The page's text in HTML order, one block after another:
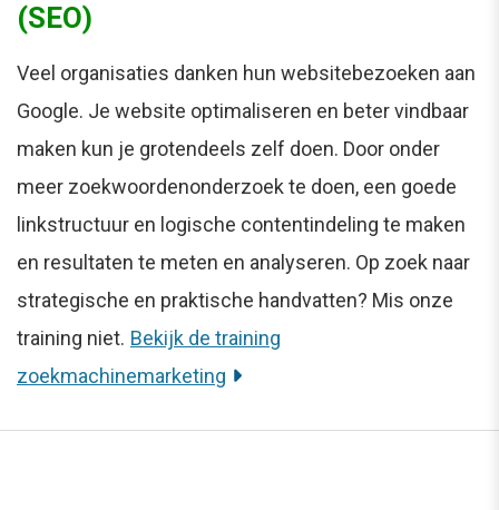
(SEO)
Veel organisaties danken hun websitebezoeken aan
Google. Je website optimaliseren en beter vindbaar
maken kun je grotendeels zelf doen. Door onder
meer zoekwoordenonderzoek te doen, een goede
linkstructuur en logische contentindeling te maken
en resultaten te meten en analyseren. Op zoek naar
strategische en praktische handvatten? Mis onze
training niet. Bekijk de training
zoekmachinemarketing